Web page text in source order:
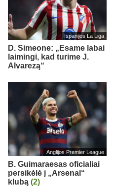
Ispanijos La Liga
D. Simeone: „Esame labai
laimingi, kad turime J.
Alvarezą“
Anglijos Premier League
B. Guimaraesas oficialiai
persikėlė į „Arsenal“
klubą (2)